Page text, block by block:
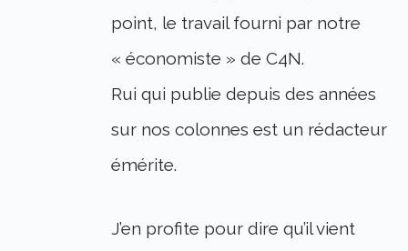
point, le travail fourni par notre
« économiste » de C4N.
Rui qui publie depuis des années
sur nos colonnes est un rédacteur
émérite.
J’en profite pour dire qu’il vient